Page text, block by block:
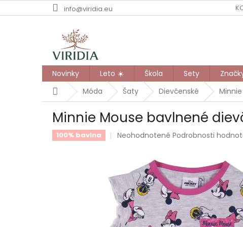
na
info@viridia.eu
Novinky Leto ☀️ Škola Sety
DomovMóda Šaty Dievčenské
Minnie Mouse bavlnené
100% bavlna
Priemerné
0,0
z
5
hviezdičiek.
Neohodnotené Podrobnosti